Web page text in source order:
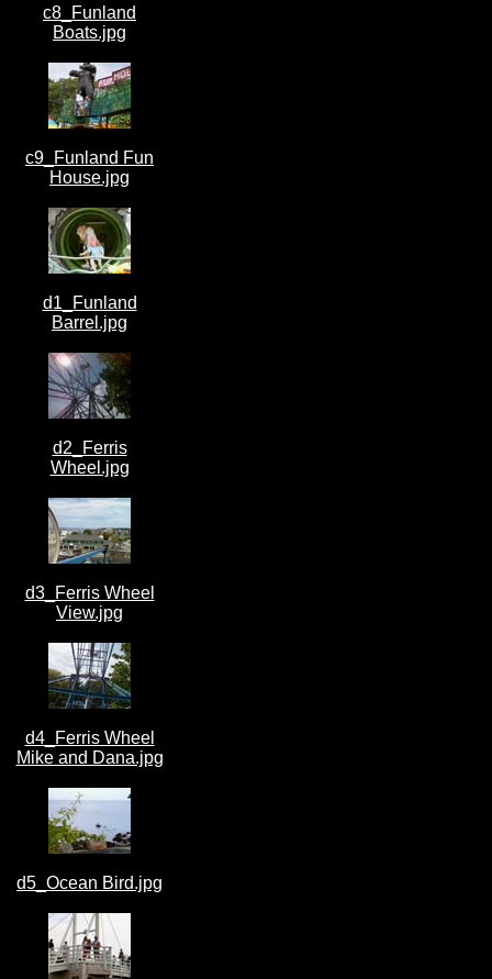
c8_Funland
Boats.jpg
c9_Funland Fun
House.jpg
d1_Funland
Barrel.jpg
d2_Ferris
Wheel.jpg
d3_Ferris Wheel
View.jpg
d4_Ferris Wheel
Mike and Dana.jpg
d5_Ocean Bird.jpg